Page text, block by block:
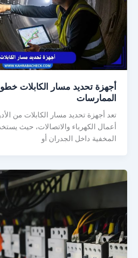
أجهزة تحديد مسار الكابلات
الممارسات
تعد أجهزة تحديد مسار الكابلات من
أعمال الكهرباء والاتصالات، حيث
المخفية داخل الجدران أو